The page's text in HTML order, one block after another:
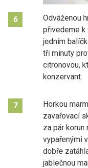
6
Odváženou
přivedeme k
jedním
tři minuty
citronovou,
konzervant.
7
Horkou
zavařovací
za pár korun
vypařenými
dobře
jablečnou